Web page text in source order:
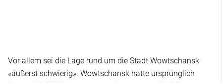
Vor allem sei die Lage rund um die Stadt Wowtschansk
«äußerst schwierig». Wowtschansk hatte ursprünglich